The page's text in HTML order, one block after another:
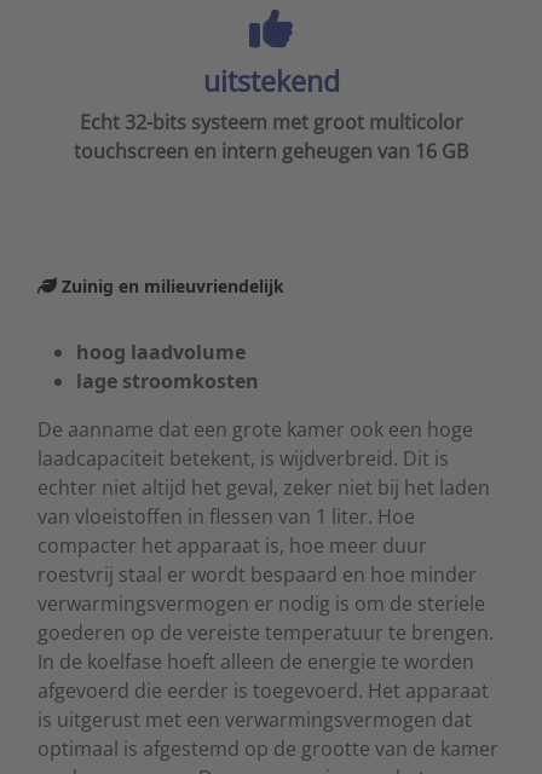
uitstekend
Echt 32-bits systeem met groot multicolor
touchscreen en intern geheugen van 16 GB
Zuinig en milieuvriendelijk
hoog laadvolume
lage stroomkosten
De aanname dat een grote kamer ook een hoge
laadcapaciteit betekent, is wijdverbreid. Dit is
echter niet altijd het geval, zeker niet bij het laden
van vloeistoffen in flessen van 1 liter. Hoe
compacter het apparaat is, hoe meer duur
roestvrij staal er wordt bespaard en hoe minder
verwarmingsvermogen er nodig is om de steriele
goederen op de vereiste temperatuur te brengen.
In de koelfase hoeft alleen de energie te worden
afgevoerd die eerder is toegevoerd. Het apparaat
is uitgerust met een verwarmingsvermogen dat
optimaal is afgestemd op de grootte van de kamer